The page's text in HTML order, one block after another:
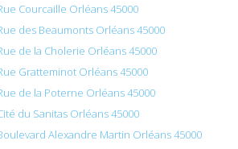
Courcaille Orléans 45000
des Beaumonts Orléans 45000
de la Cholerie Orléans 45000
Gratteminot Orléans 45000
de la Poterne Orléans 45000
du Sanitas Orléans 45000
Alexandre Martin Orléans 45000